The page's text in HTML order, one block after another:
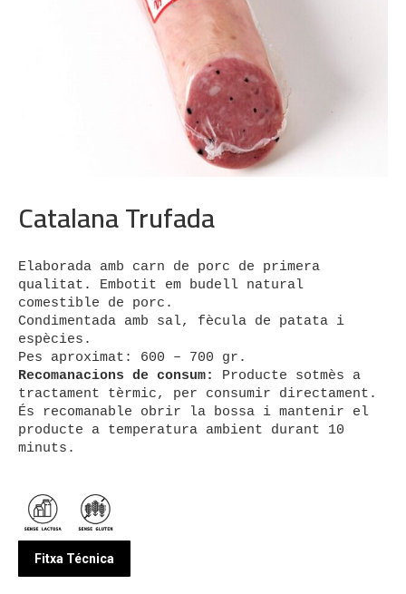
Catalana Trufada
Elaborada amb carn de porc de primera
qualitat. Embotit em budell natural
comestible de porc.
Condimentada amb sal, fècula de patata i
espècies.
Recomanacions de consum:
Producte sotmès a
tractament tèrmic, per consumir directament.
És recomanable obrir la bossa i mantenir el
producte a temperatura ambient durant 10
minuts.
Fitxa Técnica